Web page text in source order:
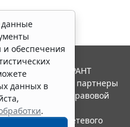
Реклама
Система ГАРАНТ
"Гарант" и ее партнеры
ассоциации правовой
в качестве сетевого